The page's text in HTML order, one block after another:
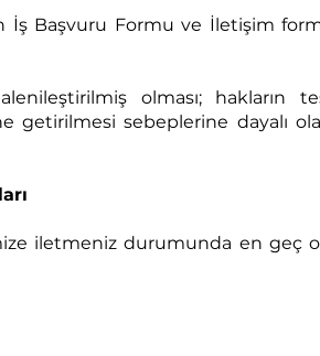
Başvuru Formu ve İletişim
olması; hakların
getirilmesi sebeplerine dayalı
iletmeniz durumunda en geç